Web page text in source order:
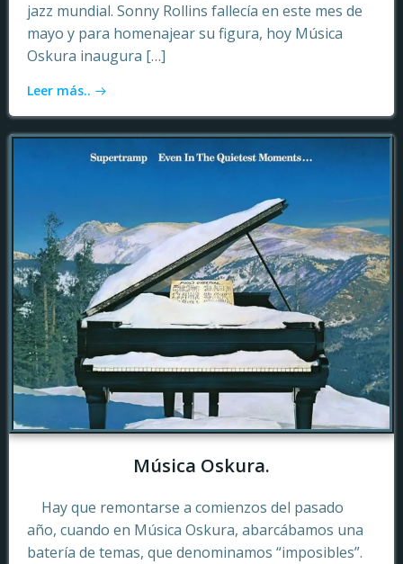
jazz mundial. Sonny Rollins fallecía en este mes de
mayo y para homenajear su figura, hoy Música
Oskura inaugura […]
Leer más..
Música Oskura.
Hay que remontarse a comienzos del pasado
año, cuando en Música Oskura, abarcábamos una
batería de temas, que denominamos “imposibles”.